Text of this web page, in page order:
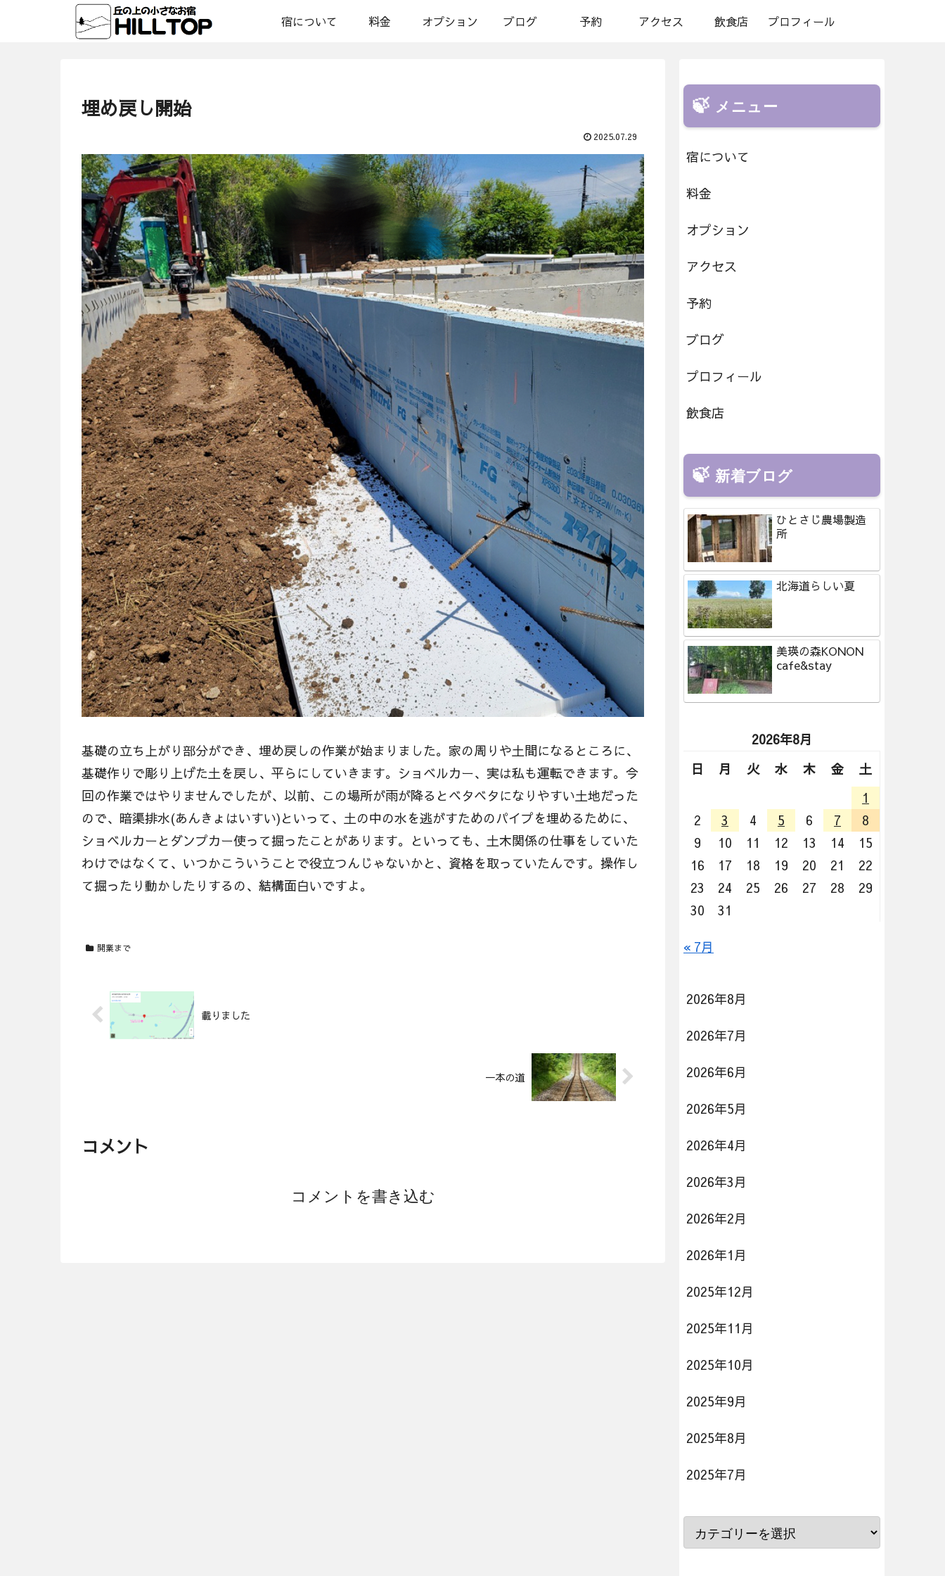
宿について 料金 オプション ブログ 予約 アクセス 飲食店 プロフィール
埋め戻し開始
2025.07.29
基礎の立ち上がり部分ができ、埋め戻しの作業が始まりました。家の周りや土間になるところに、
基礎作りで彫り上げた土を戻し、平らにしていきます。ショベルカー、実は私も運転できます。今
回の作業ではやりませんでしたが、以前、この場所が雨が降るとベタベタになりやすい土地だった
ので、暗渠排水(あんきょはいすい)といって、土の中の水を逃がすためのパイプを埋めるために、
ショベルカーとダンプカー使って掘ったことがあります。といっても、土木関係の仕事をしていた
わけではなくて、いつかこういうことで役立つんじゃないかと、資格を取っていたんです。操作し
て掘ったり動かしたりするの、結構面白いですよ。
開業まで
載りました
一本の道
コメント
コメントを書き込む
メニュー
宿について
料金
オプション
アクセス
予約
ブログ
プロフィール
飲食店
新着ブログ
ひとさじ農場製造
所
北海道らしい夏
美瑛の森KONON
cafe&stay
2026年8月
日
月 火 水 木 金
土
1
2
3 4 5 6 7
8
9
10 11 12 13 14
15
16
17 18 19 20 21
22
23
24 25 26 27 28
29
30
31
« 7月
2026年8月
2026年7月
2026年6月
2026年5月
2026年4月
2026年3月
2026年2月
2026年1月
2025年12月
2025年11月
2025年10月
2025年9月
2025年8月
2025年7月